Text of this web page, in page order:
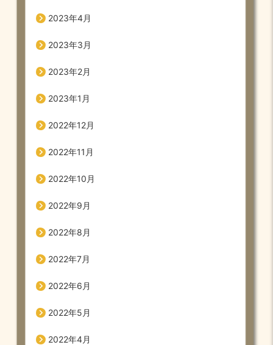
2023年4月
2023年3月
2023年2月
2023年1月
2022年12月
2022年11月
2022年10月
2022年9月
2022年8月
2022年7月
2022年6月
2022年5月
2022年4月